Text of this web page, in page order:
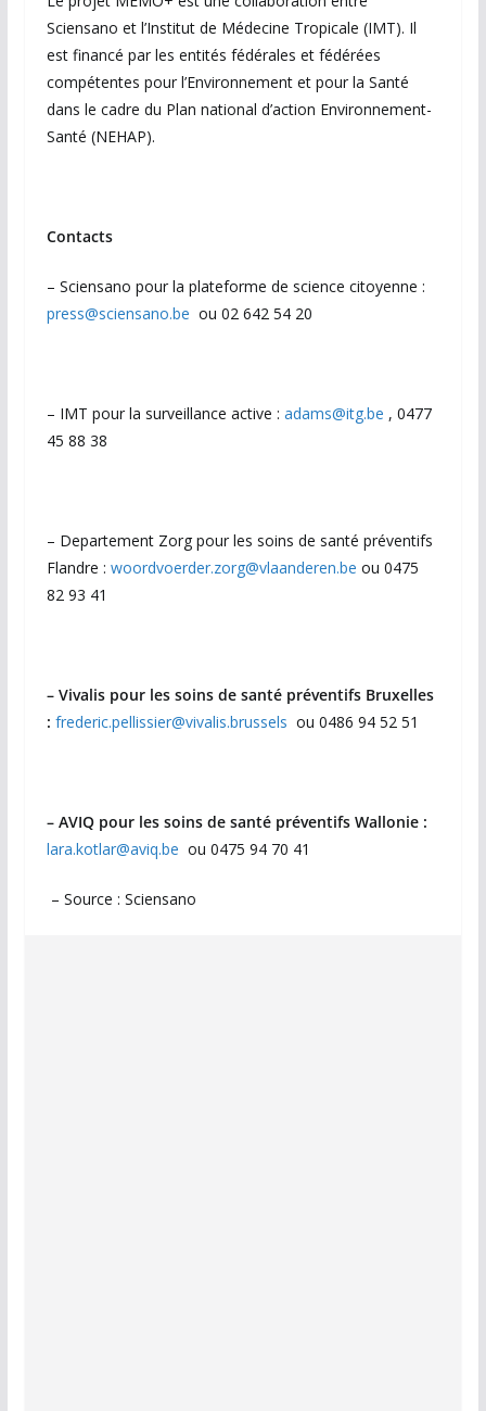
Sciensano et l’Institut de Médecine Tropicale (IMT). Il
est financé par les entités fédérales et fédérées
compétentes pour l’Environnement et pour la Santé
dans le cadre du Plan national d’action Environnement-
Santé (NEHAP).
Contacts
– Sciensano pour la plateforme de science citoyenne :
press@sciensano.be ou 02 642 54 20
– IMT pour la surveillance active : adams@itg.be , 0477
45 88 38
– Departement Zorg pour les soins de santé préventifs
Flandre : woordvoerder.zorg@vlaanderen.be ou 0475
82 93 41
– Vivalis pour les soins de santé préventifs Bruxelles
: frederic.pellissier@vivalis.brussels ou 0486 94 52 51
– AVIQ pour les soins de santé préventifs Wallonie :
lara.kotlar@aviq.be ou 0475 94 70 41
– Source : Sciensano